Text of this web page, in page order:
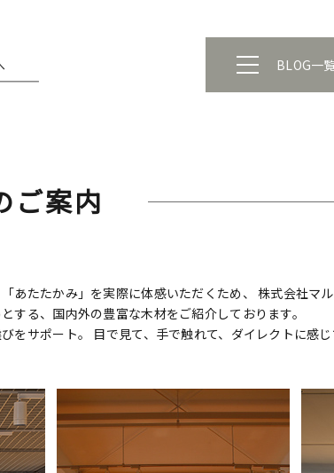
BLOG一
ご案内
あたたかみ」を実際に体感いただくため、 株式会社
する、国内外の豊富な木材をご紹介しております。
をサポート。 目で見て、手で触れて、ダイレクトに感